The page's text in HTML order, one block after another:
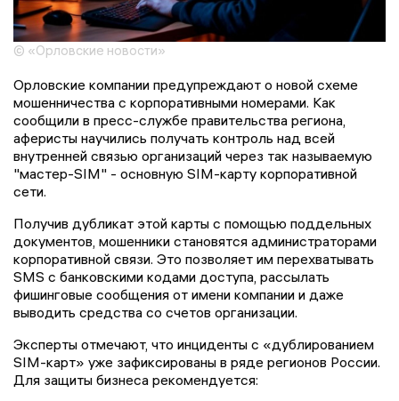
© «Орловские новости»
Орловские компании предупреждают о новой схеме
мошенничества с корпоративными номерами. Как
сообщили в пресс-службе правительства региона,
аферисты научились получать контроль над всей
внутренней связью организаций через так называемую
"мастер-SIM" - основную SIM-карту корпоративной
сети.
Получив дубликат этой карты с помощью поддельных
документов, мошенники становятся администраторами
корпоративной связи. Это позволяет им перехватывать
SMS с банковскими кодами доступа, рассылать
фишинговые сообщения от имени компании и даже
выводить средства со счетов организации.
Эксперты отмечают, что инциденты с «дублированием
SIM-карт» уже зафиксированы в ряде регионов России.
Для защиты бизнеса рекомендуется: